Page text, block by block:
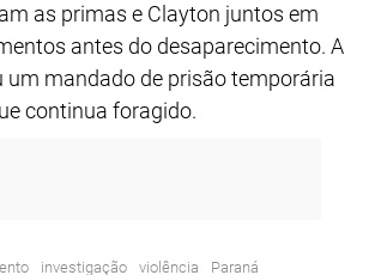
as primas e Clayton juntos em
antes do desaparecimento. A
um mandado de prisão temporária
continua foragido.
investigação violência Paraná